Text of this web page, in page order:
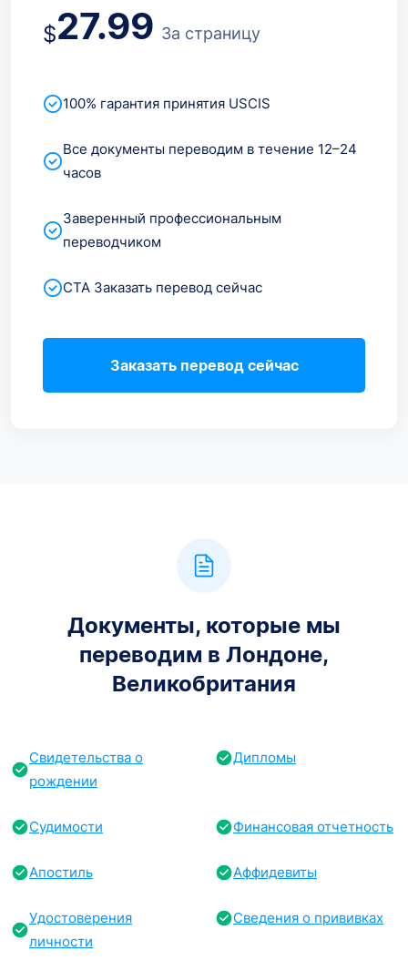
$27.99 За страницу
100% гарантия принятия USCIS
Все документы переводим в течение 12–24
часов
Заверенный профессиональным
переводчиком
CTA Заказать перевод сейчас
Заказать перевод сейчас
Документы, которые мы
переводим в Лондоне,
Великобритания
Свидетельства о
рождении
Дипломы
Судимости Финансовая отчетность
Апостиль Аффидевиты
Удостоверения
личности
Сведения о прививках